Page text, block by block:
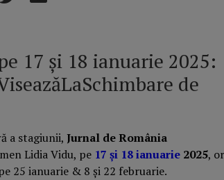
17 și 18 ianuarie 2025:
de
a stagiunii, Jurnal de România
Lidia Vidu, pe 17 și 18 ianuarie 2025,
25 ianuarie & 8 și 22 februarie.